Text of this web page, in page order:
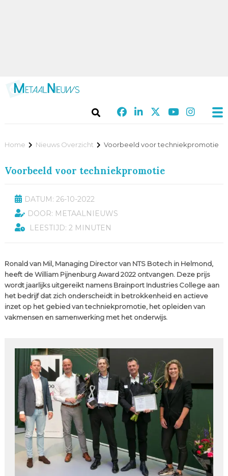
Home Nieuws Overzicht Voorbeeld voor techniekpromotie
Voorbeeld voor techniekpromotie
DATUM: 26-10-2022
DOOR: METAALNIEUWS
LEESTIJD: 2 MINUTEN
Ronald van Mil, Managing Director van NTS Botech in Helmond,
heeft de William Pijnenburg Award 2022 ontvangen. Deze prijs
wordt jaarlijks uitgereikt namens Brainport Industries College aan
het bedrijf dat zich onderscheidt in betrokkenheid en actieve
inzet op het gebied van techniekpromotie, het opleiden van
vakmensen en samenwerking met het onderwijs.